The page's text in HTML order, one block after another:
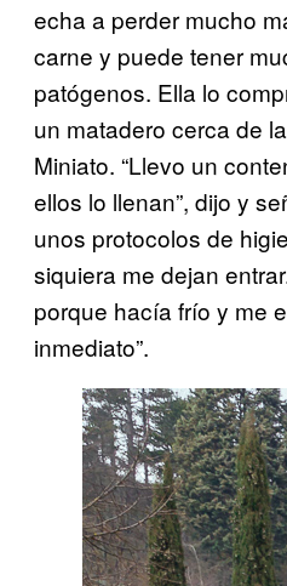
echa a perder mucho
carne y puede tener
patógenos. Ella lo
un matadero cerca de
Miniato. “Llevo un
ellos lo llenan”, dijo y
unos protocolos de
siquiera me dejan
porque hacía frío y me
inmediato”.